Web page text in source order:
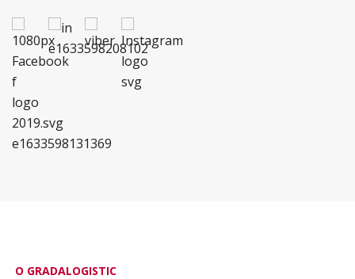
О GRADALOGISTIC